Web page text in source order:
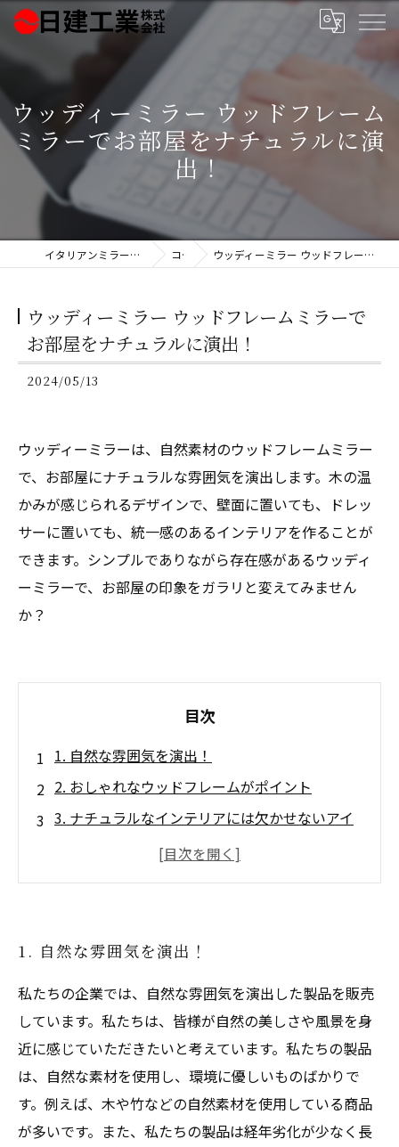
ウッディーミラー ウッドフレーム
ミラーでお部屋をナチュラルに演
出！
イタリアンミラー製造の日建工業株式会社 コラム ウッディーミラー ウッドフレームミラーでお部屋をナチュラルに演出！
ウッディーミラー ウッドフレームミラーで
お部屋をナチュラルに演出！
2024/05/13
ウッディーミラーは、自然素材のウッドフレームミラー
で、お部屋にナチュラルな雰囲気を演出します。木の温
かみが感じられるデザインで、壁面に置いても、ドレッ
サーに置いても、統一感のあるインテリアを作ることが
できます。シンプルでありながら存在感があるウッディ
ーミラーで、お部屋の印象をガラリと変えてみません
か？
目次
1. 自然な雰囲気を演出！
2. おしゃれなウッドフレームがポイント
3. ナチュラルなインテリアには欠かせないアイ
1. 自然な雰囲気を演出！
私たちの企業では、自然な雰囲気を演出した製品を販売
しています。私たちは、皆様が自然の美しさや風景を身
近に感じていただきたいと考えています。私たちの製品
は、自然な素材を使用し、環境に優しいものばかりで
す。例えば、木や竹などの自然素材を使用している商品
が多いです。また、私たちの製品は経年劣化が少なく長